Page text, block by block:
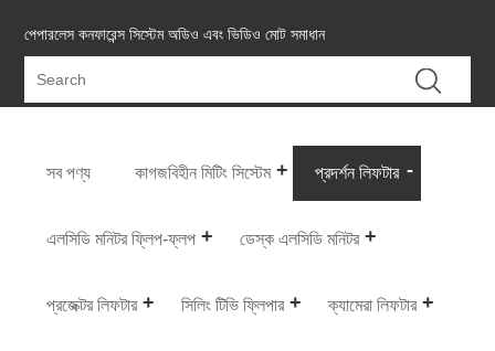
পেপারলেস কনফারেন্স সিস্টেম অডিও এবং ভিডিও মোট সমাধান
সব পণ্য কাগজবিহীন মিটিং সিস্টেম প্রদর্শন লিফটার
এলসিডি মনিটর ফ্লিপ-ফ্লপ ডেস্ক এলসিডি মনিটর
প্রজেক্টর লিফটার সিলিং টিভি ফ্লিপার ক্যামেরা লিফটার